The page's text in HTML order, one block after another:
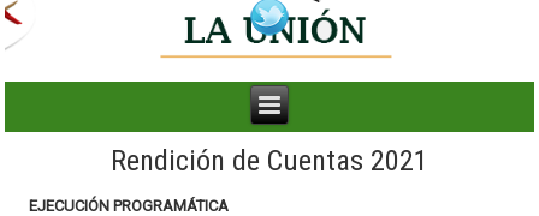
Rendición de Cuentas 2021
EJECUCIÓN PROGRAMÁTICA